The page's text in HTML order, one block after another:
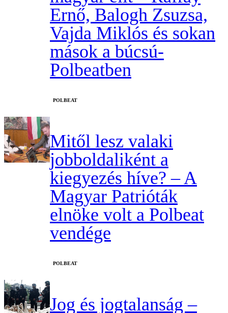
Ernő, Balogh Zsuzsa,
Vajda Miklós és sokan
mások a búcsú-
Polbeatben
‎POLBEAT
Mitől lesz valaki
jobboldaliként a
kiegyezés híve? – A
Magyar Patrióták
elnöke volt a Polbeat
vendége
‎POLBEAT
Jog és jogtalanság –